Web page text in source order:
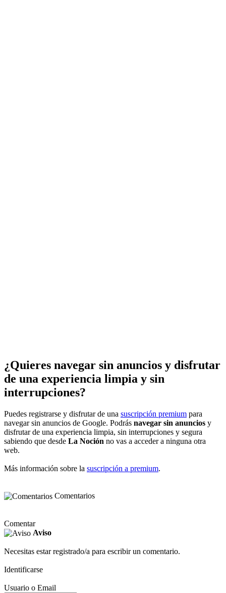
¿Quieres navegar sin anuncios y disfrutar
de una experiencia limpia y sin
interrupciones?
Puedes registrarse y disfrutar de una suscripción premium para
navegar sin anuncios de Google. Podrás navegar sin anuncios y
disfrutar de una experiencia limpia, sin interrupciones y segura
sabiendo que desde La Noción no vas a acceder a ninguna otra
web.
Más información sobre la suscripción a premium.
Comentarios
Comentar
Aviso
Necesitas estar registrado/a para escribir un comentario.
Identificarse
Usuario o Email